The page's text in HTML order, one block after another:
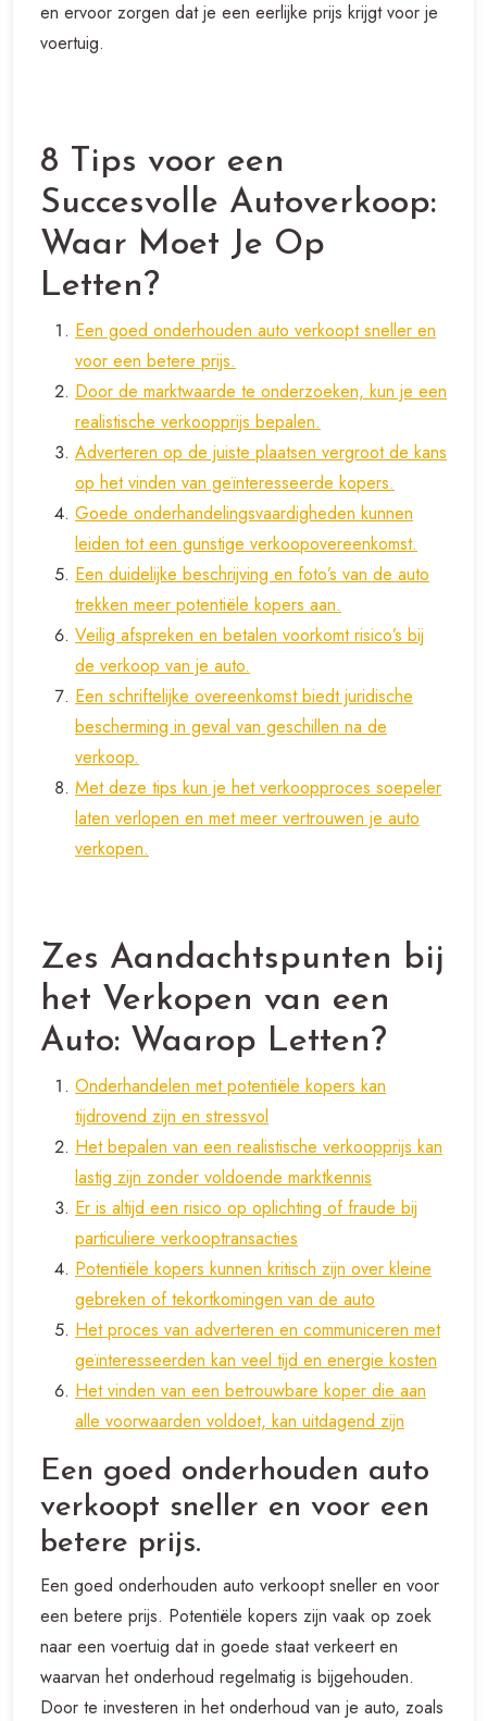
en ervoor zorgen dat je een eerlijke prijs krijgt voor je
voertuig.
8 Tips voor een
Succesvolle Autoverkoop:
Waar Moet Je Op
Letten?
Een goed onderhouden auto verkoopt sneller en
voor een betere prijs.
Door de marktwaarde te onderzoeken, kun je een
realistische verkoopprijs bepalen.
Adverteren op de juiste plaatsen vergroot de kans
op het vinden van geïnteresseerde kopers.
Goede onderhandelingsvaardigheden kunnen
leiden tot een gunstige verkoopovereenkomst.
Een duidelijke beschrijving en foto’s van de auto
trekken meer potentiële kopers aan.
Veilig afspreken en betalen voorkomt risico’s bij
de verkoop van je auto.
Een schriftelijke overeenkomst biedt juridische
bescherming in geval van geschillen na de
verkoop.
Met deze tips kun je het verkoopproces soepeler
laten verlopen en met meer vertrouwen je auto
verkopen.
Zes Aandachtspunten bij
het Verkopen van een
Auto: Waarop Letten?
Onderhandelen met potentiële kopers kan
tijdrovend zijn en stressvol
Het bepalen van een realistische verkoopprijs kan
lastig zijn zonder voldoende marktkennis
Er is altijd een risico op oplichting of fraude bij
particuliere verkooptransacties
Potentiële kopers kunnen kritisch zijn over kleine
gebreken of tekortkomingen van de auto
Het proces van adverteren en communiceren met
geïnteresseerden kan veel tijd en energie kosten
Het vinden van een betrouwbare koper die aan
alle voorwaarden voldoet, kan uitdagend zijn
Een goed onderhouden auto
verkoopt sneller en voor een
betere prijs.
Een goed onderhouden auto verkoopt sneller en voor
een betere prijs. Potentiële kopers zijn vaak op zoek
naar een voertuig dat in goede staat verkeert en
waarvan het onderhoud regelmatig is bijgehouden.
Door te investeren in het onderhoud van je auto, zoals